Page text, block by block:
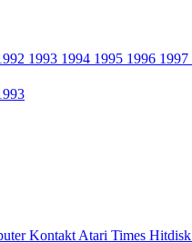
1993 1994 1995 1996 1997
Kontakt Atari Times Hitdisk